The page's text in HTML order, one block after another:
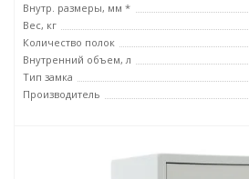
Внутр. размеры, мм *
Вес, кг
Количество полок
Внутренний объем, л
Тип замка
Производитель